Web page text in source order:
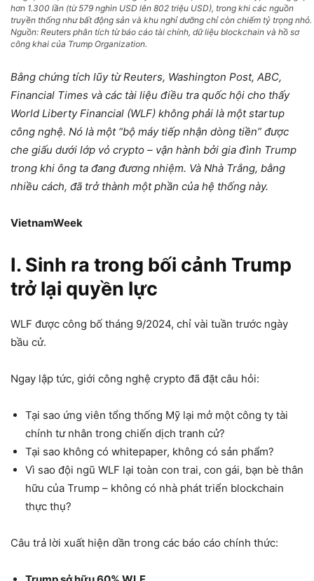
hơn 1.300 lần (từ 579 nghìn USD lên 802 triệu USD), trong khi các nguồn
truyền thống như bất động sản và khu nghỉ dưỡng chỉ còn chiếm tỷ trọng nhỏ.
Nguồn: Reuters phân tích từ báo cáo tài chính, dữ liệu blockchain và hồ sơ
công khai của Trump Organization.
Bằng chứng tích lũy từ Reuters, Washington Post, ABC,
Financial Times và các tài liệu điều tra quốc hội cho thấy
World Liberty Financial (WLF) không phải là một startup
công nghệ. Nó là một “bộ máy tiếp nhận dòng tiền” được
che giấu dưới lớp vỏ crypto – vận hành bởi gia đình Trump
trong khi ông ta đang đương nhiệm. Và Nhà Trắng, bằng
nhiều cách, đã trở thành một phần của hệ thống này.
VietnamWeek
I. Sinh ra trong bối cảnh Trump
trở lại quyền lực
WLF được công bố tháng 9/2024, chỉ vài tuần trước ngày
bầu cử.
Ngay lập tức, giới công nghệ crypto đã đặt câu hỏi:
Tại sao ứng viên tổng thống Mỹ lại mở một công ty tài
chính tư nhân trong chiến dịch tranh cử?
Tại sao không có whitepaper, không có sản phẩm?
Vì sao đội ngũ WLF lại toàn con trai, con gái, bạn bè thân
hữu của Trump – không có nhà phát triển blockchain
thực thụ?
Câu trả lời xuất hiện dần trong các báo cáo chính thức: